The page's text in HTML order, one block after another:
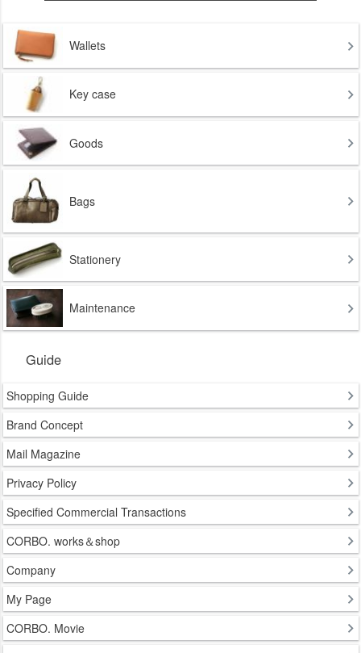
Wallets
Key case
Goods
Bags
Stationery
Maintenance
Guide
Shopping Guide
Brand Concept
Mail Magazine
Privacy Policy
Specified Commercial Transactions
CORBO. works＆shop
Company
My Page
CORBO. Movie